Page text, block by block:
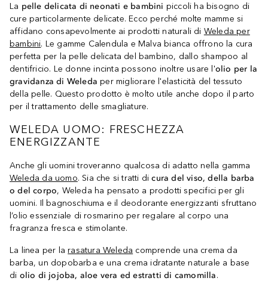
La pelle delicata di neonati e bambini piccoli ha bisogno di
cure particolarmente delicate. Ecco perché molte mamme si
affidano consapevolmente ai prodotti naturali di Weleda per
bambini. Le gamme Calendula e Malva bianca offrono la cura
perfetta per la pelle delicata del bambino, dallo shampoo al
dentifricio. Le donne incinta possono inoltre usare l'olio per la
gravidanza di Weleda per migliorare l'elasticità del tessuto
della pelle. Questo prodotto è molto utile anche dopo il parto
per il trattamento delle smagliature.
WELEDA UOMO: FRESCHEZZA
ENERGIZZANTE
Anche gli uomini troveranno qualcosa di adatto nella gamma
Weleda da uomo. Sia che si tratti dicura del viso, della barba
o del corpo, Weleda ha pensato a prodotti specifici per gli
uomini. Il bagnoschiuma e il deodorante energizzanti sfruttano
l’olio essenziale di rosmarino per regalare al corpo una
fragranza fresca e stimolante.
La linea per larasatura Weleda comprende una crema da
barba, un dopobarba e una crema idratante naturale a base
di olio di jojoba, aloe vera ed estratti di camomilla.